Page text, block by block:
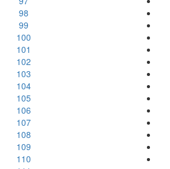
98
99
100
101
102
103
104
105
106
107
108
109
110